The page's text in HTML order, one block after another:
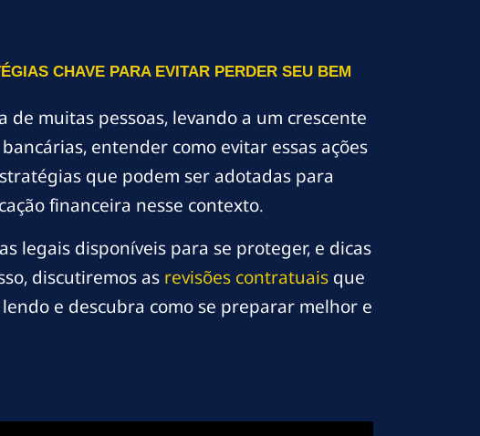
CHAVE PARA EVITAR PERDER SEU BEM
muitas pessoas, levando a um crescente
entender como evitar essas ações
que podem ser adotadas para
financeira nesse contexto.
legais disponíveis para se proteger, e dicas
discutiremos as revisões contratuais que
e descubra como se preparar melhor e